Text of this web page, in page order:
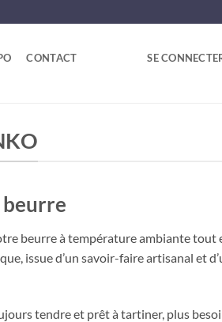
CONTACT SE
beurre
beurre à température ambiante tout
issue d’un savoir-faire artisanal et
tendre et prêt à tartiner, plus